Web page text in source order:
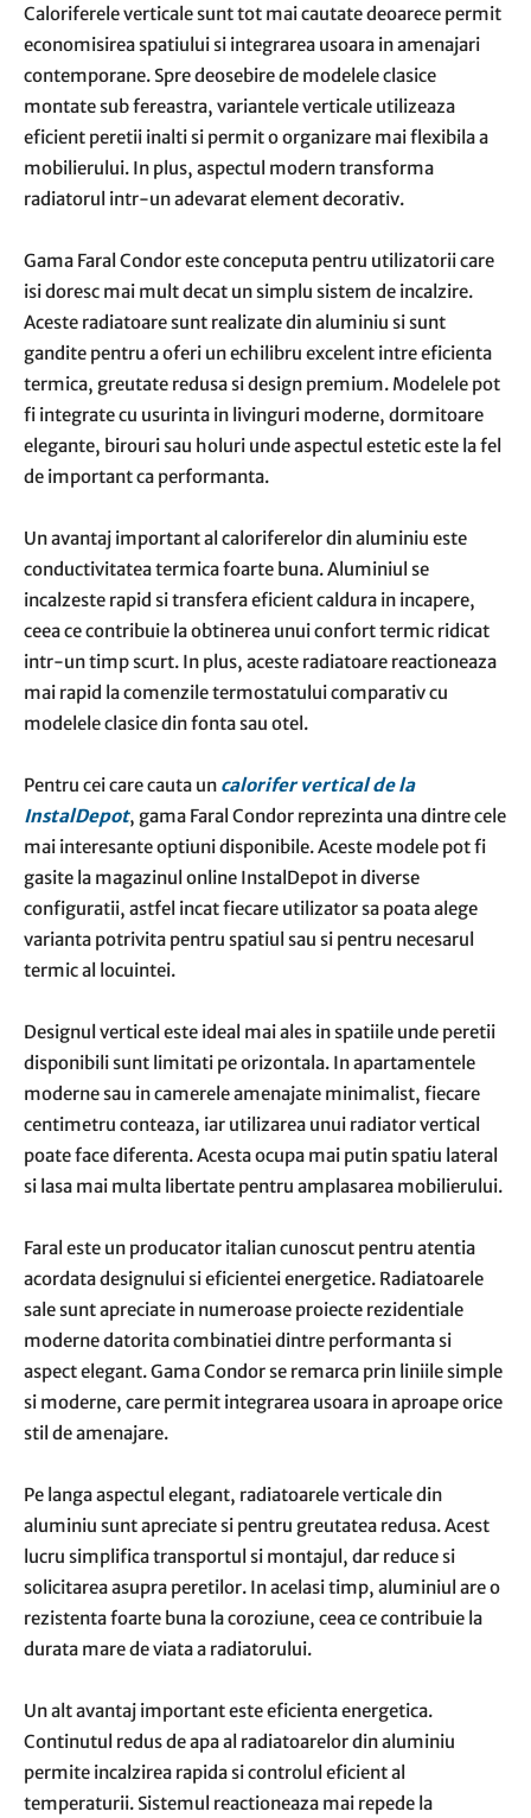
Caloriferele verticale sunt tot mai cautate deoarece permit
economisirea spatiului si integrarea usoara in amenajari
contemporane. Spre deosebire de modelele clasice
montate sub fereastra, variantele verticale utilizeaza
eficient peretii inalti si permit o organizare mai flexibila a
mobilierului. In plus, aspectul modern transforma
radiatorul intr-un adevarat element decorativ.
Gama Faral Condor este conceputa pentru utilizatorii care
isi doresc mai mult decat un simplu sistem de incalzire.
Aceste radiatoare sunt realizate din aluminiu si sunt
gandite pentru a oferi un echilibru excelent intre eficienta
termica, greutate redusa si design premium. Modelele pot
fi integrate cu usurinta in livinguri moderne, dormitoare
elegante, birouri sau holuri unde aspectul estetic este la fel
de important ca performanta.
Un avantaj important al caloriferelor din aluminiu este
conductivitatea termica foarte buna. Aluminiul se
incalzeste rapid si transfera eficient caldura in incapere,
ceea ce contribuie la obtinerea unui confort termic ridicat
intr-un timp scurt. In plus, aceste radiatoare reactioneaza
mai rapid la comenzile termostatului comparativ cu
modelele clasice din fonta sau otel.
Pentru cei care cauta un calorifer vertical de la
InstalDepot, gama Faral Condor reprezinta una dintre cele
mai interesante optiuni disponibile. Aceste modele pot fi
gasite la magazinul online InstalDepot in diverse
configuratii, astfel incat fiecare utilizator sa poata alege
varianta potrivita pentru spatiul sau si pentru necesarul
termic al locuintei.
Designul vertical este ideal mai ales in spatiile unde peretii
disponibili sunt limitati pe orizontala. In apartamentele
moderne sau in camerele amenajate minimalist, fiecare
centimetru conteaza, iar utilizarea unui radiator vertical
poate face diferenta. Acesta ocupa mai putin spatiu lateral
si lasa mai multa libertate pentru amplasarea mobilierului.
Faral este un producator italian cunoscut pentru atentia
acordata designului si eficientei energetice. Radiatoarele
sale sunt apreciate in numeroase proiecte rezidentiale
moderne datorita combinatiei dintre performanta si
aspect elegant. Gama Condor se remarca prin liniile simple
si moderne, care permit integrarea usoara in aproape orice
stil de amenajare.
Pe langa aspectul elegant, radiatoarele verticale din
aluminiu sunt apreciate si pentru greutatea redusa. Acest
lucru simplifica transportul si montajul, dar reduce si
solicitarea asupra peretilor. In acelasi timp, aluminiul are o
rezistenta foarte buna la coroziune, ceea ce contribuie la
durata mare de viata a radiatorului.
Un alt avantaj important este eficienta energetica.
Continutul redus de apa al radiatoarelor din aluminiu
permite incalzirea rapida si controlul eficient al
temperaturii. Sistemul reactioneaza mai repede la